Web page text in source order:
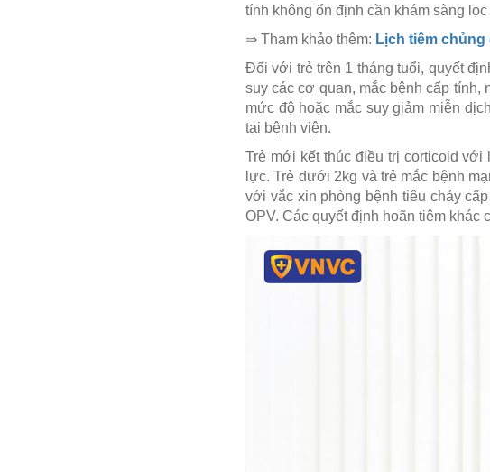
tính không ổn định cần khám sàng
⇒ Tham khảo thêm: Lịch tiêm
Đối với trẻ trên 1 tháng tuổi, quyết
suy các cơ quan, mắc bệnh cấp tính,
mức độ hoặc mắc suy giảm miễn
tại bệnh viện.
Trẻ mới kết thúc điều trị corticoid với
lực. Trẻ dưới 2kg và trẻ mắc bệnh
với vắc xin phòng bệnh tiêu chảy
OPV. Các quyết định hoãn tiêm